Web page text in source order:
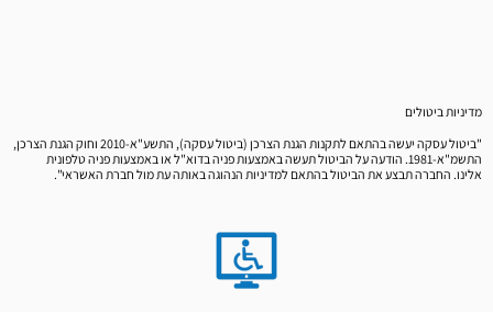
מדיניות ביטולים
"ביטול עסקה יעשה בהתאם לתקנות הגנת הצרכן (ביטול עסקה), התשע"א-2010 וחוק הגנת הצרכן,
התשמ"א-1981. הודעה על הביטול תעשה באמצעות פניה בדוא"ל או באמצעות פניה טלפונית
אלינו. החברה תבצע את הביטול בהתאם למדיניות הנהוגה באותה עת מול חברת האשראי".